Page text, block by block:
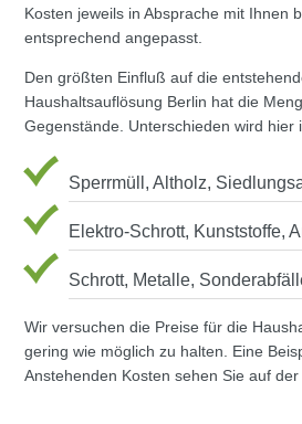
Kosten jeweils in Absprache mit Ihnen
entsprechend angepasst.
Den größten Einfluß auf die
Haushaltsauflösung Berlin hat die
Gegenstände. Unterschieden wird hier
Sperrmüll, Altholz,
Elektro-Schrott, Kunststoffe,
Schrott, Metalle,
Wir versuchen die Preise für die
gering wie möglich zu halten. Eine
Anstehenden Kosten sehen Sie auf